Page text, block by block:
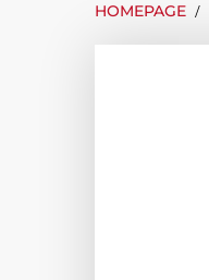
Warning:
Success:
PasswordHOMEPAGE
TU
ALLA